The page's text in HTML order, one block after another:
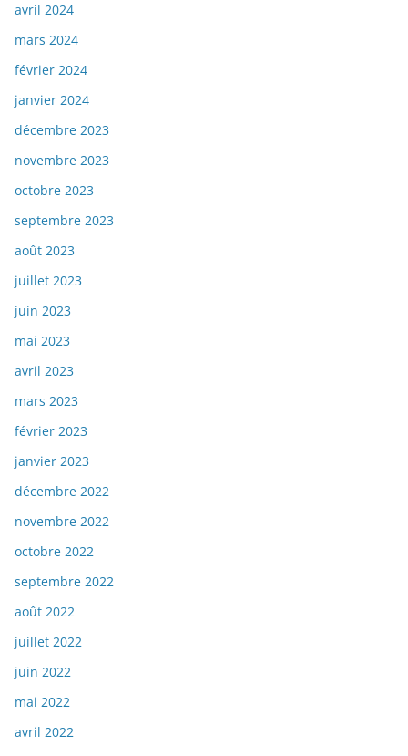
avril 2024
mars 2024
février 2024
janvier 2024
décembre 2023
novembre 2023
octobre 2023
septembre 2023
août 2023
juillet 2023
juin 2023
mai 2023
avril 2023
mars 2023
février 2023
janvier 2023
décembre 2022
novembre 2022
octobre 2022
septembre 2022
août 2022
juillet 2022
juin 2022
mai 2022
avril 2022